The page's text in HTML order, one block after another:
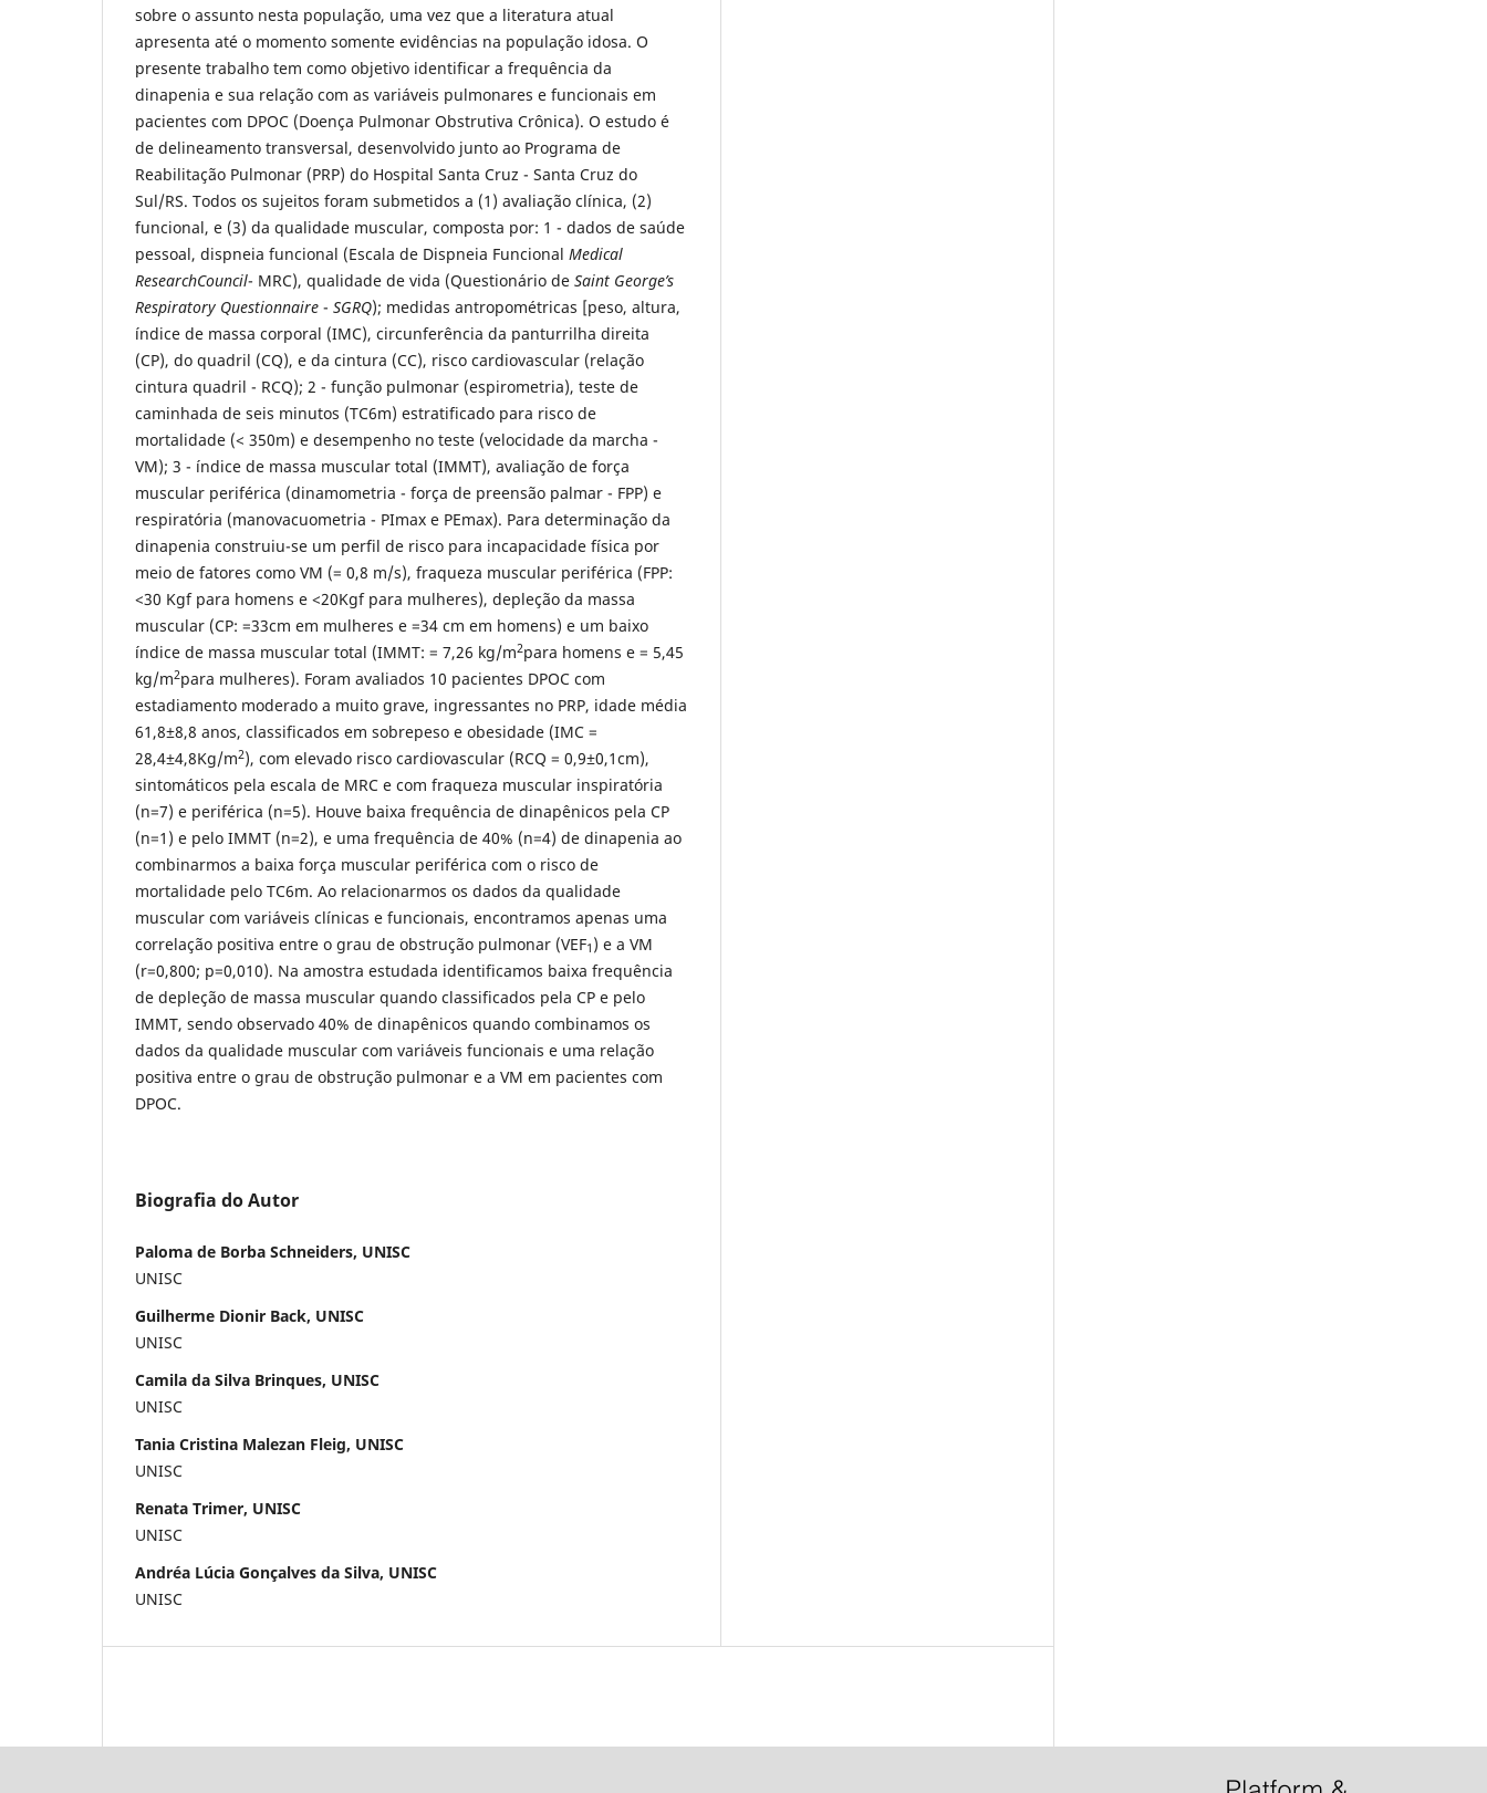
sobre o assunto nesta população, uma vez que a literatura atual
apresenta até o momento somente evidências na população idosa. O
presente trabalho tem como objetivo identificar a frequência da
dinapenia e sua relação com as variáveis pulmonares e funcionais em
pacientes com DPOC (Doença Pulmonar Obstrutiva Crônica). O estudo é
de delineamento transversal, desenvolvido junto ao Programa de
Reabilitação Pulmonar (PRP) do Hospital Santa Cruz - Santa Cruz do
Sul/RS. Todos os sujeitos foram submetidos a (1) avaliação clínica, (2)
funcional, e (3) da qualidade muscular, composta por: 1 - dados de saúde
pessoal, dispneia funcional (Escala de Dispneia Funcional Medical
ResearchCouncil- MRC), qualidade de vida (Questionário de Saint George’s
Respiratory Questionnaire - SGRQ); medidas antropométricas [peso, altura,
índice de massa corporal (IMC), circunferência da panturrilha direita
(CP), do quadril (CQ), e da cintura (CC), risco cardiovascular (relação
cintura quadril - RCQ); 2 - função pulmonar (espirometria), teste de
caminhada de seis minutos (TC6m) estratificado para risco de
mortalidade (< 350m) e desempenho no teste (velocidade da marcha -
VM); 3 - índice de massa muscular total (IMMT), avaliação de força
muscular periférica (dinamometria - força de preensão palmar - FPP) e
respiratória (manovacuometria - PImax e PEmax). Para determinação da
dinapenia construiu-se um perfil de risco para incapacidade física por
meio de fatores como VM (= 0,8 m/s), fraqueza muscular periférica (FPP:
<30 Kgf para homens e <20Kgf para mulheres), depleção da massa
muscular (CP: =33cm em mulheres e =34 cm em homens) e um baixo
índice de massa muscular total (IMMT: = 7,26 kg/m2para homens e = 5,45
kg/m2para mulheres). Foram avaliados 10 pacientes DPOC com
estadiamento moderado a muito grave, ingressantes no PRP, idade média
61,8±8,8 anos, classificados em sobrepeso e obesidade (IMC =
28,4±4,8Kg/m2), com elevado risco cardiovascular (RCQ = 0,9±0,1cm),
sintomáticos pela escala de MRC e com fraqueza muscular inspiratória
(n=7) e periférica (n=5). Houve baixa frequência de dinapênicos pela CP
(n=1) e pelo IMMT (n=2), e uma frequência de 40% (n=4) de dinapenia ao
combinarmos a baixa força muscular periférica com o risco de
mortalidade pelo TC6m. Ao relacionarmos os dados da qualidade
muscular com variáveis clínicas e funcionais, encontramos apenas uma
correlação positiva entre o grau de obstrução pulmonar (VEF1 ) e a VM
(r=0,800; p=0,010). Na amostra estudada identificamos baixa frequência
de depleção de massa muscular quando classificados pela CP e pelo
IMMT, sendo observado 40% de dinapênicos quando combinamos os
dados da qualidade muscular com variáveis funcionais e uma relação
positiva entre o grau de obstrução pulmonar e a VM em pacientes com
DPOC.
Biografia do Autor
Paloma de Borba Schneiders, UNISC
UNISC
Guilherme Dionir Back, UNISC
UNISC
Camila da Silva Brinques, UNISC
UNISC
Tania Cristina Malezan Fleig, UNISC
UNISC
Renata Trimer, UNISC
UNISC
Andréa Lúcia Gonçalves da Silva, UNISC
UNISC